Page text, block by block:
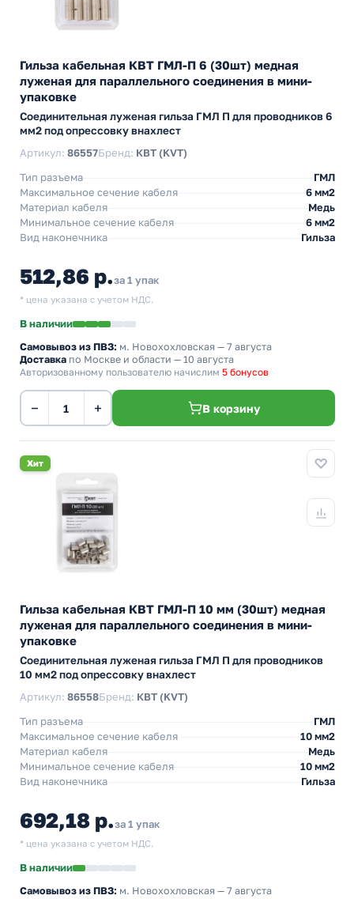
Гильза кабельная КВТ ГМЛ-П 6 (30шт) медная
луженая для параллельного соединения в мини-
упаковке
Cоединительная луженая гильза ГМЛ П для проводников 6
мм2 под опрессовку внахлест
Артикул: 86557Бренд: КВТ (KVT)
Тип разъема
ГМЛ
Максимальное сечение кабеля
6 мм2
Материал кабеля
Медь
Минимальное сечение кабеля
6 мм2
Вид наконечника
Гильза
512,86 р.за 1 упак
* цена указана с учетом НДС.
В наличии
Самовывоз из ПВЗ: м. Новохохловская — 7 августа
Доставка по Москве и области — 10 августа
Авторизованному пользователю начислим 5 бонусов
− + В корзину
Хит
Гильза кабельная КВТ ГМЛ-П 10 мм (30шт) медная
луженая для параллельного соединения в мини-
упаковке
Cоединительная луженая гильза ГМЛ П для проводников
10 мм2 под опрессовку внахлест
Артикул: 86558Бренд: КВТ (KVT)
Тип разъема
ГМЛ
Максимальное сечение кабеля
10 мм2
Материал кабеля
Медь
Минимальное сечение кабеля
10 мм2
Вид наконечника
Гильза
692,18 р.за 1 упак
* цена указана с учетом НДС.
В наличии
Самовывоз из ПВЗ: м. Новохохловская — 7 августа